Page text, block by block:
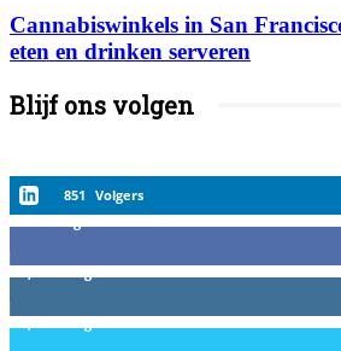
Cannabiswinkels in San
eten en drinken serveren
Blijf ons volgen
851 Volgers